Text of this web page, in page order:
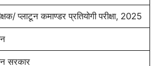
प्लाटून कमाण्डर प्रतियोगी परीक्षा, 2025
सरकार